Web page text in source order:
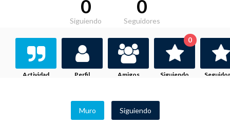
0
Siguiendo
0
Seguidores
Actividad Perfil Amigos Siguiendo
0
Muro Siguiendo